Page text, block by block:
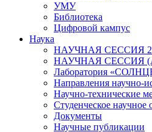
УМУ
Библиотека
Цифровой кампус
Наука
НАУЧНАЯ СЕССИЯ
НАУЧНАЯ СЕССИЯ
Лаборатория
Направления научно-
Научно-технические
Студенческое научное
Документы
Научные публикации